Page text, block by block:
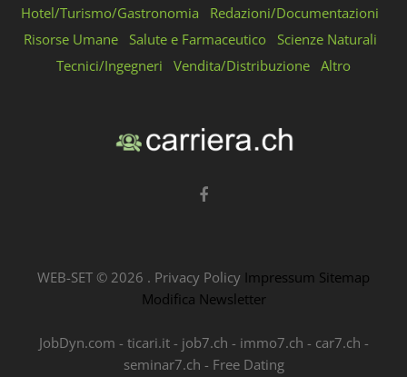
Hotel/Turismo/Gastronomia
Redazioni/Documentazioni
Risorse Umane
Salute e Farmaceutico
Scienze Naturali
Tecnici/Ingegneri
Vendita/Distribuzione Altro
WEB-SET © 2026 . Privacy Policy Impressum Sitemap
Modifica Newsletter
JobDyn.com - ticari.it- job7.ch - immo7.ch - car7.ch -
seminar7.ch - Free Dating